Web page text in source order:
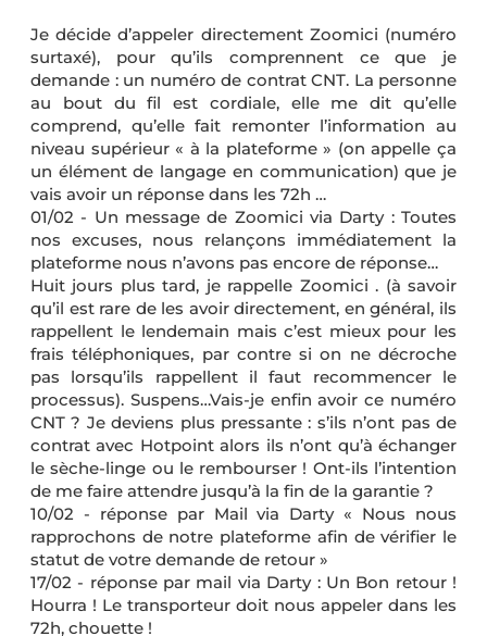
Je décide d’appeler directement Zoomici (numéro
surtaxé), pour qu’ils comprennent ce que je
demande : un numéro de contrat CNT. La personne
au bout du fil est cordiale, elle me dit qu’elle
comprend, qu’elle fait remonter l’information au
niveau supérieur « à la plateforme » (on appelle ça
un élément de langage en communication) que je
vais avoir un réponse dans les 72h …
01/02 - Un message de Zoomici via Darty : Toutes
nos excuses, nous relançons immédiatement la
plateforme nous n’avons pas encore de réponse…
Huit jours plus tard, je rappelle Zoomici . (à savoir
qu’il est rare de les avoir directement, en général, ils
rappellent le lendemain mais c’est mieux pour les
frais téléphoniques, par contre si on ne décroche
pas lorsqu’ils rappellent il faut recommencer le
processus). Suspens…Vais-je enfin avoir ce numéro
CNT ? Je deviens plus pressante : s’ils n’ont pas de
contrat avec Hotpoint alors ils n’ont qu’à échanger
le sèche-linge ou le rembourser ! Ont-ils l’intention
de me faire attendre jusqu’à la fin de la garantie ?
10/02 - réponse par Mail via Darty « Nous nous
rapprochons de notre plateforme afin de vérifier le
statut de votre demande de retour »
17/02 - réponse par mail via Darty : Un Bon retour !
Hourra ! Le transporteur doit nous appeler dans les
72h, chouette !